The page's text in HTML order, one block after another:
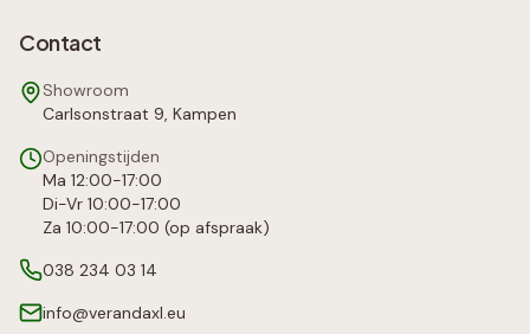
Contact
Showroom
Carlsonstraat 9, Kampen
Openingstijden
Ma 12:00-17:00
Di-Vr 10:00-17:00
Za 10:00-17:00 (op afspraak)
038 234 03 14
info@verandaxl.eu